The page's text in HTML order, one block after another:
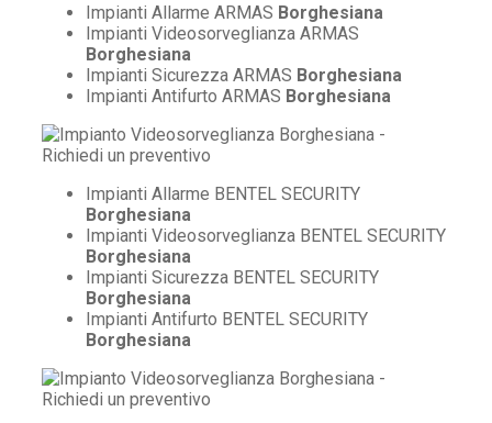
Impianti Allarme ARMAS Borghesiana
Impianti Videosorveglianza ARMAS
Borghesiana
Impianti Sicurezza ARMAS Borghesiana
Impianti Antifurto ARMAS Borghesiana
Impianti Allarme BENTEL SECURITY
Borghesiana
Impianti Videosorveglianza BENTEL SECURITY
Borghesiana
Impianti Sicurezza BENTEL SECURITY
Borghesiana
Impianti Antifurto BENTEL SECURITY
Borghesiana